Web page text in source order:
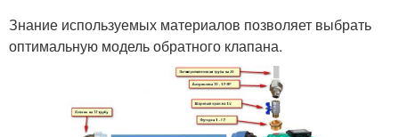
Знание используемых материалов позволяет выбрать
оптимальную модель обратного клапана.